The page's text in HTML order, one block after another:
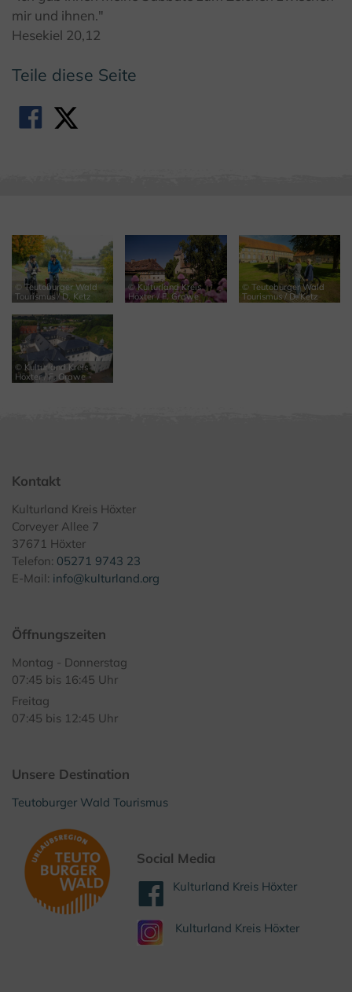
mir und ihnen."
Hesekiel 20,12
Teile diese Seite
© Teutoburger Wald
Tourismus / D. Ketz
© Kulturland Kreis
Höxter / F. Grawe
© Teutoburger Wald
Tourismus / D. Ketz
© Kulturland Kreis
Höxter / F. Grawe
Kontakt
Kulturland Kreis Höxter
Corveyer Allee 7
37671 Höxter
Telefon: 05271 9743 23
E-Mail: info@kulturland.org
Öffnungszeiten
Montag - Donnerstag
07:45 bis 16:45 Uhr
Freitag
07:45 bis 12:45 Uhr
Unsere Destination
Teutoburger Wald Tourismus
Social Media
Kulturland Kreis Höxter
Kulturland Kreis Höxter